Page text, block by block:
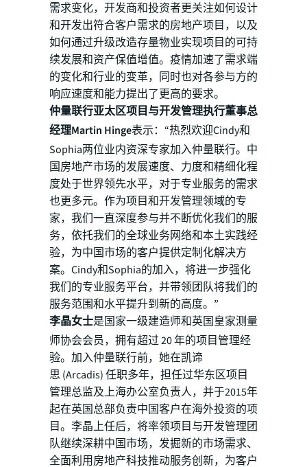
需求变化，开发商和投资者更关注如何设计
和开发出符合客户需求的房地产项目，以及
如何通过升级改造存量物业实现项目的可持
续发展和资产保值增值。疫情加速了需求端
的变化和行业的变革，同时也对各参与方的
响应速度和能力提出了更高的要求。
仲量联行亚太区项目与开发管理执行董事总
经理Martin Hinge表示：“热烈欢迎Cindy和
Sophia两位业内资深专家加入仲量联行。中
国房地产市场的发展速度、力度和精细化程
度处于世界领先水平，对于专业服务的需求
也更多元。作为项目和开发管理领域的专
家，我们一直深度参与并不断优化我们的服
务，依托我们的全球业务网络和本土实践经
验，为中国市场的客户提供定制化解决方
案。Cindy和Sophia的加入，将进一步强化
我们的专业服务平台，并带领团队将我们的
服务范围和水平提升到新的高度。”
李晶女士是国家一级建造师和英国皇家测量
师协会会员，拥有超过 20 年的项目管理经
验。加入仲量联行前，她在凯谛
思 (Arcadis) 任职多年，担任过华东区项目
管理总监及上海办公室负责人，并于2015年
起在英国总部负责中国客户在海外投资的项
目。李晶上任后，将率领项目与开发管理团
队继续深耕中国市场，发掘新的市场需求、
全面利用房地产科技推动服务创新，为客户